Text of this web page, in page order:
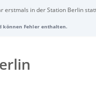
erstmals in der Station Berlin
Marktführern wie ABB,
Fehler enthalten.